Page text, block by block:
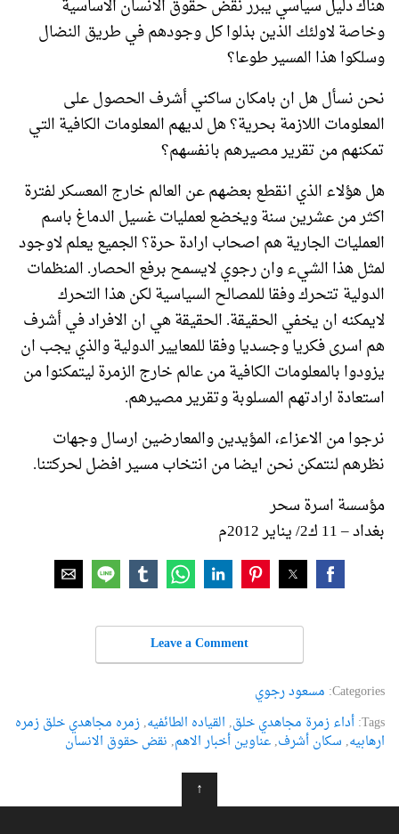
هناك دليل سياسي يبرر نقض حقوق الانسان الاساسية
وخاصة لاولئك الذين بذلوا كل وجودهم في طريق النضال
وسلكوا هذا المسير طوعا؟
نحن نسأل هل ان بامكان ساكني أشرف الحصول على
المعلومات اللازمة بحرية؟ هل لديهم المعلومات الكافية التي
تمكنهم من تقرير مصيرهم بانفسهم؟
هل هؤلاء الذي انقطع بعضهم عن العالم خارج المعسكر لفترة
اكثر من عشرين سنة ويخضع لعمليات غسيل الدماغ باسم
العمليات الجارية هم اصحاب ارادة حرة؟ الجميع يعلم لاوجود
لمثل هذا الشيء وان رجوي لايسمح برفع الحصار. المنظمات
الدولية تتحرك وفقا للمصالح السياسية لكن هذا التحرك
لايمكنه ان يخفي الحقيقة. الحقيقة هي ان الافراد في أشرف
هم اسرى فكريا وجسديا وفقا للمعايير الدولية والذي يجب ان
يزودوا بالمعلومات الكافية من عالم خارج الزمرة ليتمكنوا من
استعادة ارادتهم المسلوبة وتقرير مصيرهم.
نرجوا من الاعزاء، المؤيدين والمعارضين ارسال وجهات
نظرهم لنتمكن نحن ايضا من انتخاب مسير افضل لحركتنا.
مؤسسة اسرة سحر
بغداد – 11 ك2/ يناير 2012م
Leave a Comment
Categories: مسعود رجوي
Tags: أداء زمرة مجاهدي خلق,القیاده الطائفیه,زمره مجاهدي خلق زمره
ارهابیه,سکان أشرف,عناوین أخبار الاهم,نقض حقوق الانسان
↑